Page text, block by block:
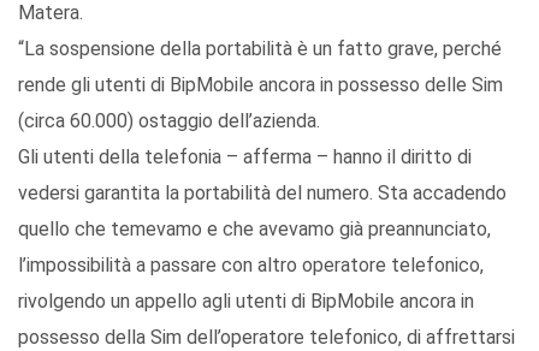
Matera.
“La sospensione della portabilità è un fatto grave, perché
rende gli utenti di BipMobile ancora in possesso delle Sim
(circa 60.000) ostaggio dell’azienda.
Gli utenti della telefonia – afferma – hanno il diritto di
vedersi garantita la portabilità del numero. Sta accadendo
quello che temevamo e che avevamo già preannunciato,
l’impossibilità a passare con altro operatore telefonico,
rivolgendo un appello agli utenti di BipMobile ancora in
possesso della Sim dell’operatore telefonico, di affrettarsi